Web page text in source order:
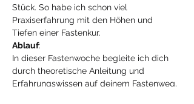
Stück. So habe ich schon viel
Praxiserfahrung mit den Höhen und
Tiefen einer Fastenkur.
Ablauf:
In dieser Fastenwoche begleite ich dich
durch theoretische Anleitung und
Erfahrungswissen auf deinem Fastenweg.